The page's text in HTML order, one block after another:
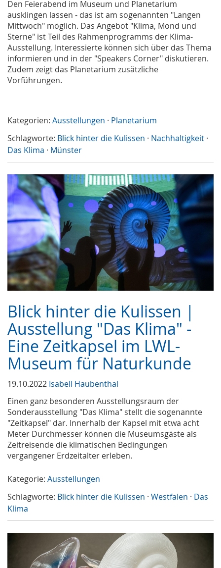
Den Feierabend im Museum und Planetarium
ausklingen lassen - das ist am sogenannten "Langen
Mittwoch" möglich. Das Angebot "Klima, Mond und
Sterne" ist Teil des Rahmenprogramms der Klima-
Ausstellung. Interessierte können sich über das Thema
informieren und in der "Speakers Corner" diskutieren.
Zudem zeigt das Planetarium zusätzliche
Vorführungen.
Kategorien: Ausstellungen · Planetarium
Schlagworte: Blick hinter die Kulissen · Nachhaltigkeit ·
Das Klima · Münster
Blick hinter die Kulissen |
Ausstellung "Das Klima" -
Eine Zeitkapsel im LWL-
Museum für Naturkunde
19.10.2022 Isabell Haubenthal
Einen ganz besonderen Ausstellungsraum der
Sonderausstellung "Das Klima" stellt die sogenannte
"Zeitkapsel" dar. Innerhalb der Kapsel mit etwa acht
Meter Durchmesser können die Museumsgäste als
Zeitreisende die klimatischen Bedingungen
vergangener Erdzeitalter erleben.
Kategorie: Ausstellungen
Schlagworte: Blick hinter die Kulissen · Westfalen · Das
Klima